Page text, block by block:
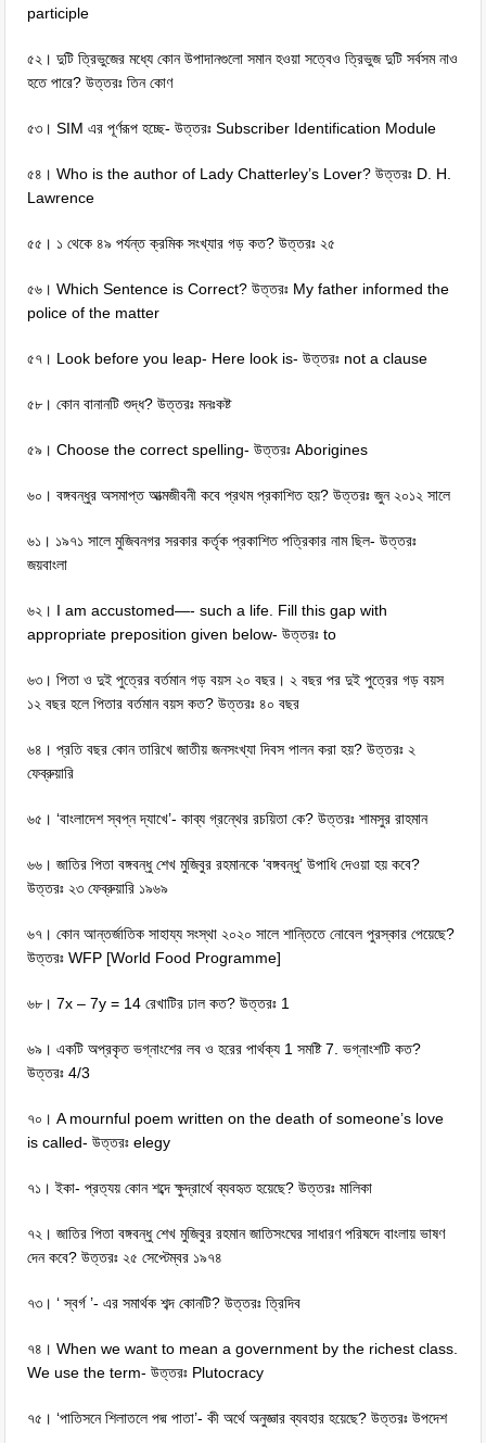
participle
৫২। দুটি ত্রিভুজের মধ্যে কোন উপাদানগুলো সমান হওয়া সত্বেও ত্রিভুজ দুটি সর্বসম নাও
হতে পারে? উত্তরঃ তিন কোণ
৫৩। SIM এর পূর্ণরূপ হচ্ছে- উত্তরঃ Subscriber Identification Module
৫৪। Who is the author of Lady Chatterley’s Lover? উত্তরঃ D. H.
Lawrence
৫৫। ১ থেকে ৪৯ পর্যন্ত ক্রমিক সংখ্যার গড় কত? উত্তরঃ ২৫
৫৬। Which Sentence is Correct? উত্তরঃ My father informed the
police of the matter
৫৭। Look before you leap- Here look is- উত্তরঃ not a clause
৫৮। কোন বানানটি শুদ্ধ? উত্তরঃ মনঃকষ্ট
৫৯। Choose the correct spelling- উত্তরঃ Aborigines
৬০। বঙ্গবন্ধুর অসমাপ্ত আত্মজীবনী কবে প্রথম প্রকাশিত হয়? উত্তরঃ জুন ২০১২ সালে
৬১। ১৯৭১ সালে মুজিবনগর সরকার কর্তৃক প্রকাশিত পত্রিকার নাম ছিল- উত্তরঃ
জয়বাংলা
৬২। I am accustomed—- such a life. Fill this gap with
appropriate preposition given below- উত্তরঃ to
৬৩। পিতা ও দুই পুত্রের বর্তমান গড় বয়স ২০ বছর। ২ বছর পর দুই পুত্রের গড় বয়স
১২ বছর হলে পিতার বর্তমান বয়স কত? উত্তরঃ ৪০ বছর
৬৪। প্রতি বছর কোন তারিখে জাতীয় জনসংখ্যা দিবস পালন করা হয়? উত্তরঃ ২
ফেব্রুয়ারি
৬৫। ‘বাংলাদেশ স্বপ্ন দ্যাখে’- কাব্য গ্রন্থের রচয়িতা কে? উত্তরঃ শামসুর রাহমান
৬৬। জাতির পিতা বঙ্গবন্ধু শেখ মুজিবুর রহমানকে ‘বঙ্গবন্ধু’ উপাধি দেওয়া হয় কবে?
উত্তরঃ ২৩ ফেব্রুয়ারি ১৯৬৯
৬৭। কোন আন্তর্জাতিক সাহায্য সংস্থা ২০২০ সালে শান্তিতে নোবেল পুরস্কার পেয়েছে?
উত্তরঃ WFP [World Food Programme]
৬৮। 7x – 7y = 14 রেখাটির ঢাল কত? উত্তরঃ 1
৬৯। একটি অপ্রকৃত ভগ্নাংশের লব ও হরের পার্থক্য 1 সমষ্টি 7. ভগ্নাংশটি কত?
উত্তরঃ 4/3
৭০। A mournful poem written on the death of someone’s love
is called- উত্তরঃ elegy
৭১। ইকা- প্রত্যয় কোন শব্দে ক্ষুদ্রার্থে ব্যবহৃত হয়েছে? উত্তরঃ মালিকা
৭২। জাতির পিতা বঙ্গবন্ধু শেখ মুজিবুর রহমান জাতিসংঘের সাধারণ পরিষদে বাংলায় ভাষণ
দেন কবে? উত্তরঃ ২৫ সেপ্টেম্বর ১৯৭৪
৭৩। ‘ স্বর্গ ’- এর সমার্থক শব্দ কোনটি? উত্তরঃ ত্রিদিব
৭৪। When we want to mean a government by the richest class.
We use the term- উত্তরঃ Plutocracy
৭৫। ‘পাতিসনে শিলাতলে পদ্ম পাতা’- কী অর্থে অনুজ্ঞার ব্যবহার হয়েছে? উত্তরঃ উপদেশ